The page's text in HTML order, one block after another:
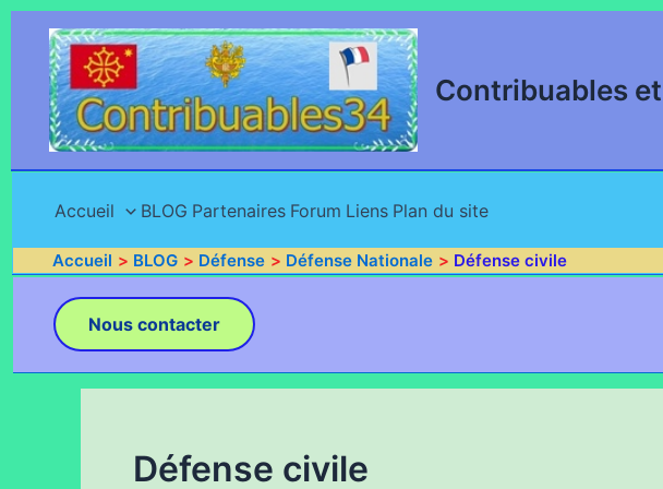
Aller
contenu
Contribuables
Accueil BLOG Partenaires Forum Liens Plan du site
Accueil BLOG Défense Défense Nationale Défense civile
Nous contacter
Défense civile